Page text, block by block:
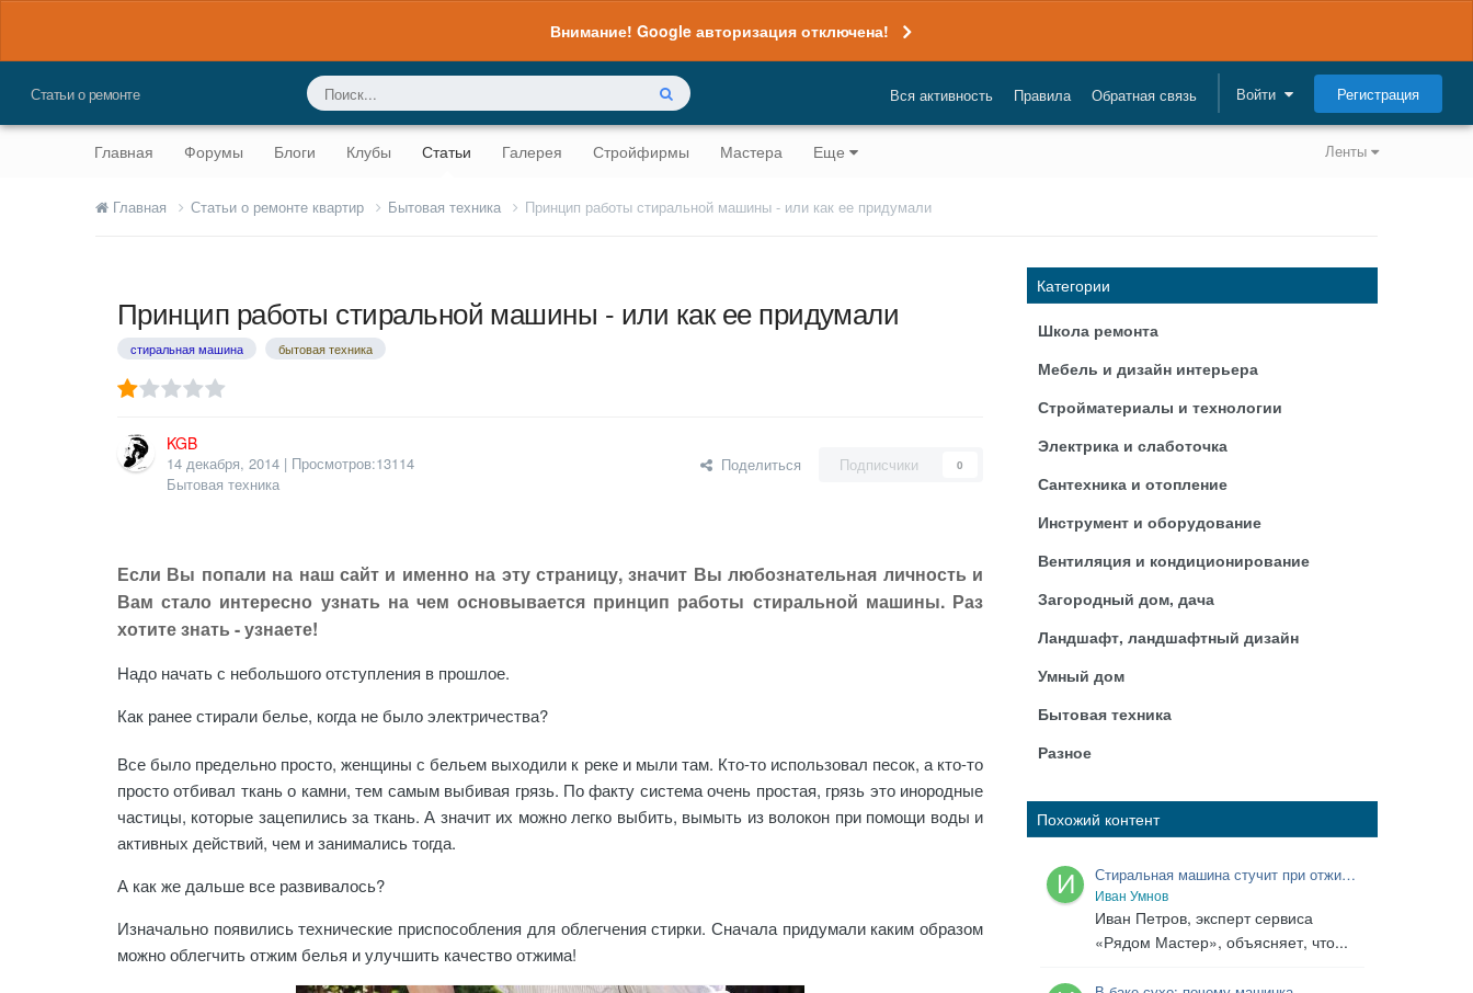
Внимание! Google авторизация отключена!
Статьи о ремонте Вся активность Правила Обратная связь Войти Регистрация
Ленты
Главная Форумы Блоги Клубы Статьи Галерея Стройфирмы Мастера Еще
Главная Статьи о ремонте квартир Бытовая техника Принцип работы стиральной машины - или как ее придумали
Принцип работы стиральной машины - или как ее придумали
стиральная машина бытовая техника
KGB
14 декабря, 2014 | Просмотров:13114
Бытовая техника
Поделиться Подписчики 0
Если Вы попали на наш сайт и именно на эту страницу, значит Вы любознательная личность и
Вам стало интересно узнать на чем основывается принцип работы стиральной машины. Раз
хотите знать - узнаете!
Надо начать с небольшого отступления в прошлое.
Как ранее стирали белье, когда не было электричества?
Все было предельно просто, женщины с бельем выходили к реке и мыли там. Кто-то использовал песок, а кто-то
просто отбивал ткань о камни, тем самым выбивая грязь. По факту система очень простая, грязь это инородные
частицы, которые зацепились за ткань. А значит их можно легко выбить, вымыть из волокон при помощи воды и
активных действий, чем и занимались тогда.
А как же дальше все развивалось?
Изначально появились технические приспособления для облегчения стирки. Сначала придумали каким образом
можно облегчить отжим белья и улучшить качество отжима!
Категории
Школа ремонта
Мебель и дизайн интерьера
Стройматериалы и технологии
Электрика и слаботочка
Сантехника и отопление
Инструмент и оборудование
Вентиляция и кондиционирование
Загородный дом, дача
Ландшафт, ландшафтный дизайн
Умный дом
Бытовая техника
Разное
Похожий контент
Стиральная машина стучит при отжиме:
как отличить дисбаланс от
неисправности
Иван Умнов
Иван Петров, эксперт сервиса
«Рядом Мастер», объясняет, что...